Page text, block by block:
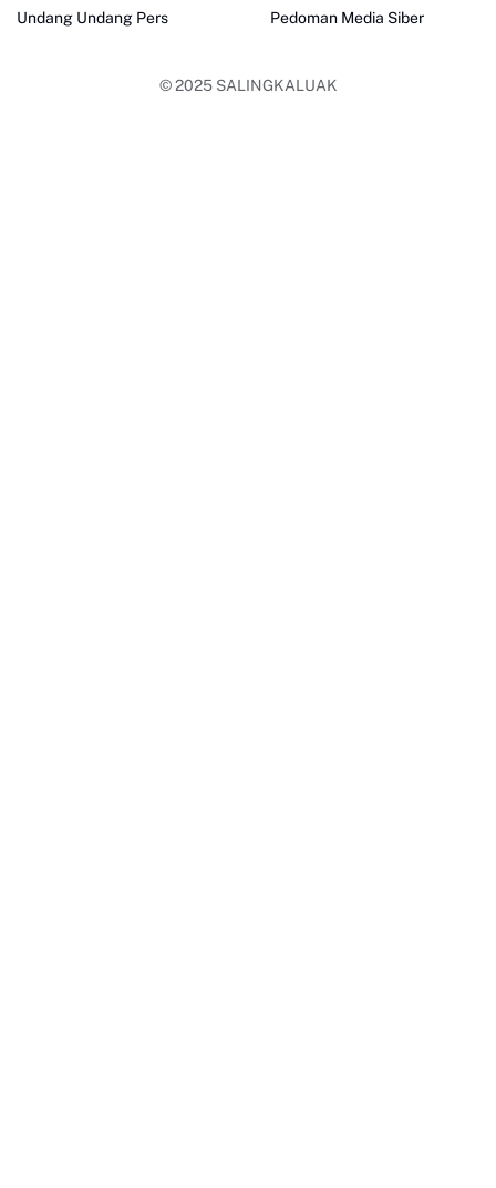
Undang Undang Pers Pedoman Media Siber
© 2025 SALINGKALUAK